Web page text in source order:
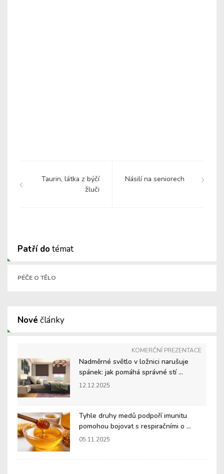
Taurin, látka z býčí
žluči
Násilí na seniorech
Patří dotémat
PÉČE O TĚLO
Nové články
KOMERČNÍ PREZENTACE
Nadměrné světlo v ložnici narušuje
spánek: jak pomáhá správné stí ...
12.12.2025
Tyhle druhy medů podpoří imunitu
pomohou bojovat s respiračními o ...
05.11.2025